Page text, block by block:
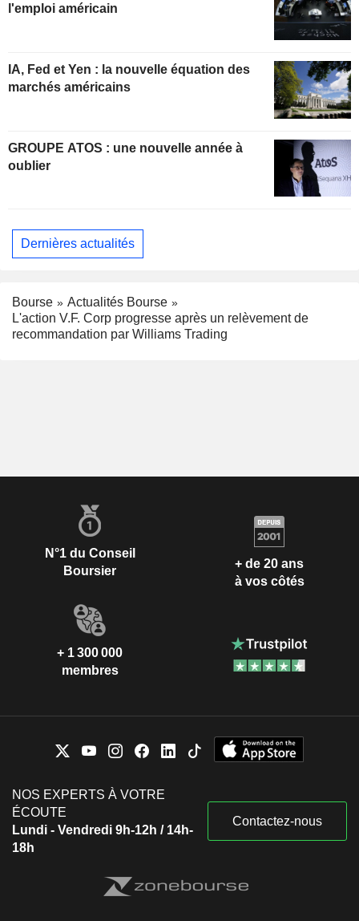
l'emploi américain
IA, Fed et Yen : la nouvelle équation des
marchés américains
GROUPE ATOS : une nouvelle année à
oublier
Dernières actualités
Bourse
Actualités Bourse
L'action V.F. Corp progresse après un relèvement de
recommandation par Williams Trading
N°1 du Conseil
Boursier
+ de 20 ans
à vos côtés
+ 1 300 000
membres
NOS EXPERTS À VOTRE
ÉCOUTE
Lundi - Vendredi 9h-12h / 14h-
18h
Contactez-nous